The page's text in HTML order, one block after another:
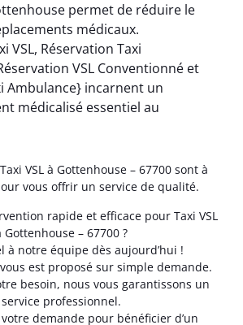
permet de réduire le
médicaux.
VSL, Réservation Taxi
VSL Conventionné et
Ambulance} incarnent un
médicalisé essentiel au
VSL à Gottenhouse – 67700 sont à
vous offrir un service de qualité.
rapide et efficace pour Taxi VSL
Gottenhouse – 67700 ?
à notre équipe dès aujourd’hui !
est proposé sur simple demande.
besoin, nous vous garantissons un
service professionnel.
demande pour bénéficier d’un